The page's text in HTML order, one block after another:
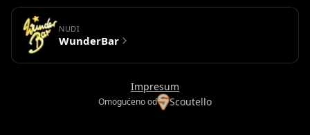
NUDI
WunderBar
Impresum
Omogućeno od Scoutello